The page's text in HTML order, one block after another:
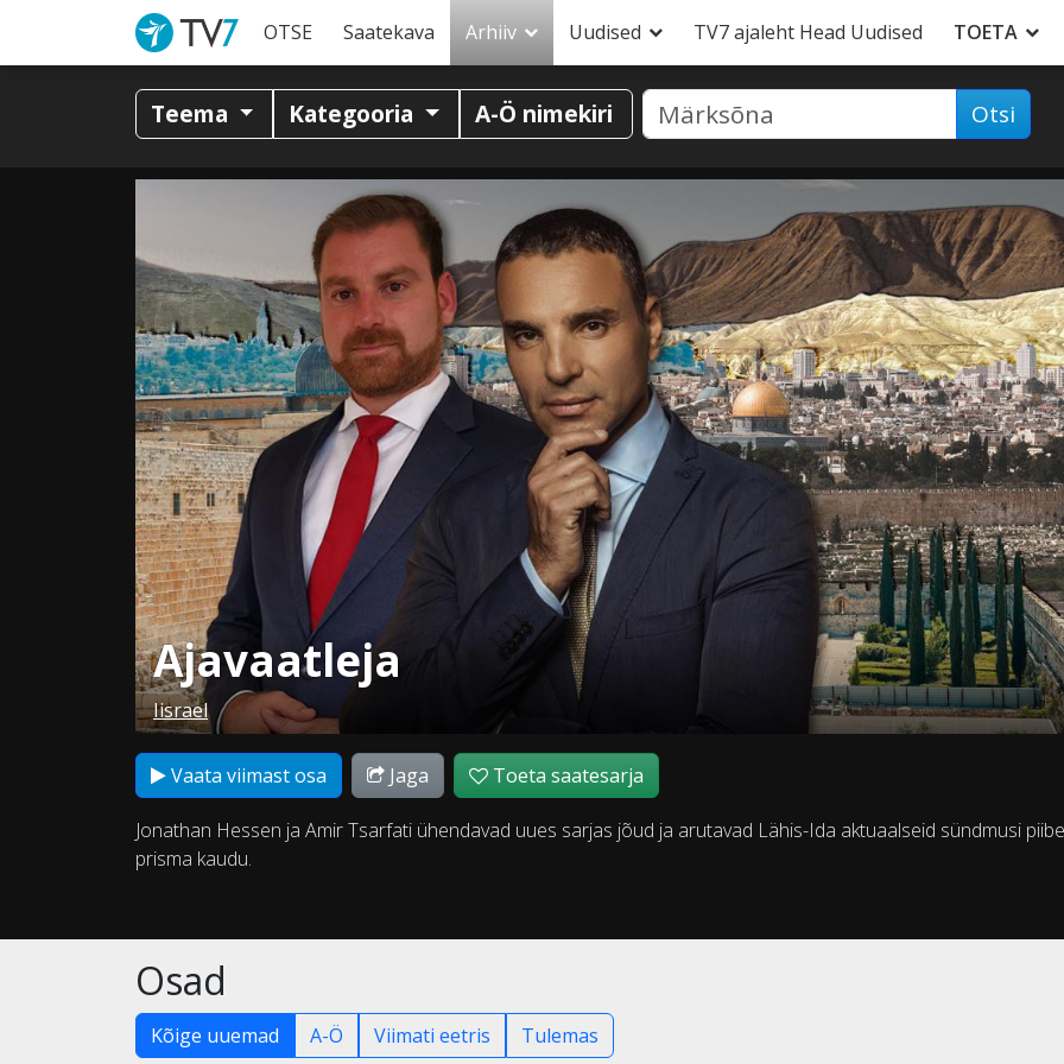
OTSE Saatekava Arhiiv Uudised TV7 ajaleht Head Uudised TOETA
Teema Kategooria A-Ö nimekiri Otsi
Ajavaatleja
Iisrael
Vaata viimast osa Jaga Toeta saatesarja
Jonathan Hessen ja Amir Tsarfati ühendavad uues sarjas jõud ja arutavad Lähis-Ida aktuaalseid sündmusi
prisma kaudu.
Osad
Kõige uuemad A-Ö Viimati eetris Tulemas